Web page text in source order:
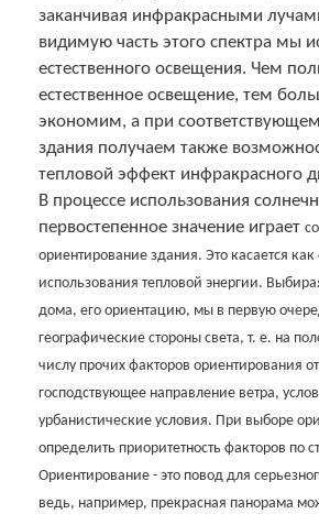
заканчивая инфракрасными
видимую часть этого спектра мы
естественного освещения. Чем
естественное освещение, тем
экономим, а при
здания получаем также
тепловой эффект инфракрасного
В процессе использования
первостепенное значение играет
ориентирование здания. Это касается
использования тепловой энергии.
дома, его ориентацию, мы в первую
географические стороны света, т. е. на
числу прочих факторов ориентирования
господствующее направление ветра,
урбанистические условия. При выборе
определить приоритетность факторов по
Ориентирование - это повод для
ведь, например, прекрасная панорама